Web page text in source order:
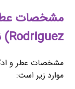
Rodriguez) نارسیسو رودریگز
مشخصات عطر و
موارد زیر است: